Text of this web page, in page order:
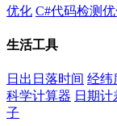
优化 C#代码检测
生活工具
日出日落时间 经纬
科学计算器 日期计
子